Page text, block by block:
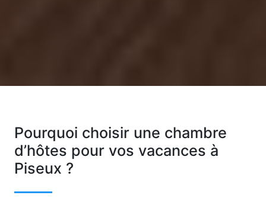
Pourquoi choisir une chambre
d’hôtes pour vos vacances à
Piseux ?